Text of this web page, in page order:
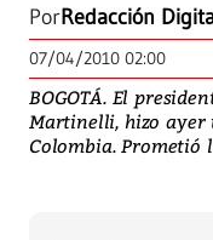
PorRedacción
07/04/2010 02:00
BOGOTÁ. El
Martinelli, hizo ayer
Colombia. Prometió